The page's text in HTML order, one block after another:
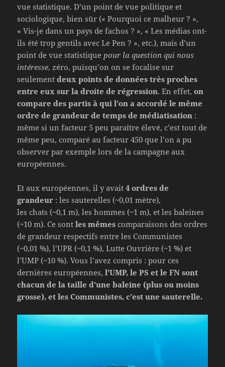
vue statistique. D’un point de vue politique et
sociologique, bien sûr (« Pourquoi ce malheur ? »,
« Vis-je dans un pays de fachos ? », « Les médias ont-
ils été trop gentils avec Le Pen ? », etc.), mais d’un
point de vue statistique pour la question qui nous
intéresse, zéro, puisqu’on on se focalise sur
seulementdeux points de données très proches
entre eux sur la droite de régression. En effet,on
compare des partis à qui l’on a accordé le même
ordre de grandeur de temps de médiatisation :
même si un facteur 5 peu paraître élevé, c’est tout de
même peu, comparé au facteur 450 que l’on a pu
observer par exemple lors de la campagne aux
européennes.
Et aux européennes, il y avait4 ordres de
grandeur : les sauterelles (~0,01 mètre),
les chats (~0,1 m), les hommes (~1 m), et les baleines
(~10 m). Ce sontles mêmes comparaisons des ordres
de grandeur respectifs entre les Communistes
(~0,01 %), l’UPR (~0,1 %), Lutte Ouvrière (~1 %) et
l’UMP (~10 %). Vous l’avez compris : pour ces
dernières européennes, l’UMP, le PS et le FN sont
chacun de la taille d’une baleine (plus ou moins
grosse), et les Communistes, c’est une sauterelle.